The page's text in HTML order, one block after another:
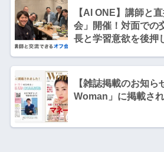
【AI ONE】講師と
会」開催！対面での
長と学習意欲を後押
【雑誌掲載のお知
Woman」に掲載され